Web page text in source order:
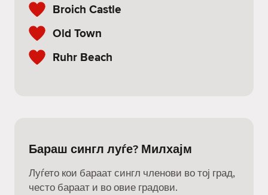
Broich Castle
Old Town
Ruhr Beach
Бараш сингл луѓе? Милхајм
Луѓето кои бараат сингл членови во тој град,
често бараат и во овие градови.